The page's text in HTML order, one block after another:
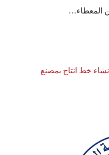
المعطاء…
خط انتاج بمصنع